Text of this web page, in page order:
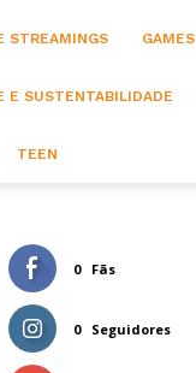
STREAMINGS GAMES
E SUSTENTABILIDADE
TEEN
0 Fãs
0 Seguidores